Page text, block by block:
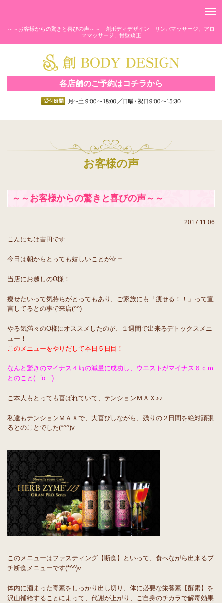
～～お客様からの驚きと喜びの声～～｜創ボディデザイン｜リンパマッサージ、アロ
ママッサージ、骨盤矯正
各店舗のご予約はコチラから
お客様の声
～～お客様からの驚きと喜びの声～～
2017.11.06
こんにちは吉田です
今日は朝からとっても嬉しいことが☆＝
当店にお越しのO様！
痩せたいって気持ちがとってもあり、ご家族にも「痩せる！！」って宣
言してるとの事で来店(^^)
やる気満々のO様にオススメしたのが、１週間で出来るデトックスメニ
ュー！
このメニューをやりだして本日５日目！
なんと驚きのマイナス４㎏の減量に成功し、ウエストがマイナス６ｃｍ
とのこと(゜o゜)
ご本人もとっても喜ばれていて、テンションＭＡＸ♪♪
私達もテンションＭＡＸで、大喜びしながら、残りの２日間を絶対頑張
るとのことでした(*^^)v
このメニューはファスティング【断食】といって、食べながら出来るプ
チ断食メニューです(*^^)v
体内に溜まった毒素をしっかり出し切り、体に必要な栄養素【酵素】を
沢山補給することによって、代謝が上がり、ご自身のチカラで解毒効果